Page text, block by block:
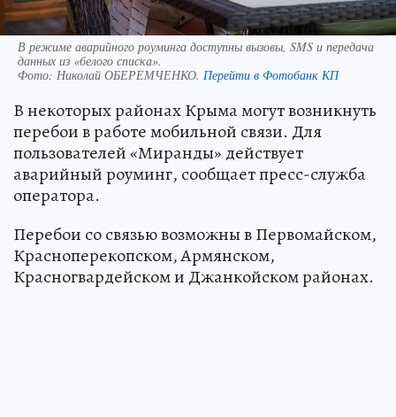
В режиме аварийного роуминга доступны вызовы, SMS и передача
данных из «белого списка».
Фото: Николай ОБЕРЕМЧЕНКО. Перейти в Фотобанк КП
В некоторых районах Крыма могут возникнуть
перебои в работе мобильной связи. Для
пользователей «Миранды» действует
аварийный роуминг, сообщает пресс-служба
оператора.
Перебои со связью возможны в Первомайском,
Красноперекопском, Армянском,
Красногвардейском и Джанкойском районах.